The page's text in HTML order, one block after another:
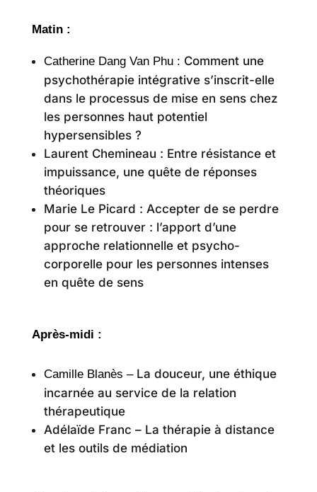
Matin :
Catherine Dang Van Phu : Comment une
psychothérapie intégrative s’inscrit-elle
dans le processus de mise en sens chez
les personnes haut potentiel
hypersensibles ?
Laurent Chemineau : Entre résistance et
impuissance, une quête de réponses
théoriques
Marie Le Picard : Accepter de se perdre
pour se retrouver : l’apport d’une
approche relationnelle et psycho-
corporelle pour les personnes intenses
en quête de sens
Après-midi :
Camille Blanès – La douceur, une éthique
incarnée au service de la relation
thérapeutique
Adélaïde Franc – La thérapie à distance
et les outils de médiation